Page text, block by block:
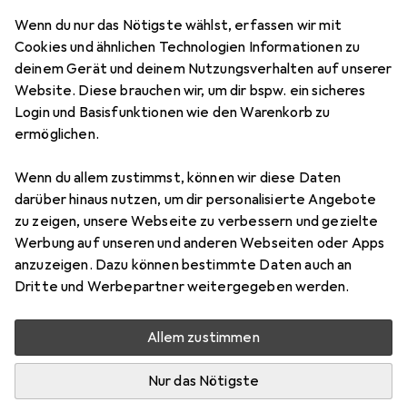
Wenn du nur das Nötigste wählst, erfassen wir mit
Cookies und ähnlichen Technologien Informationen zu
deinem Gerät und deinem Nutzungsverhalten auf unserer
Website. Diese brauchen wir, um dir bspw. ein sicheres
Login und Basisfunktionen wie den Warenkorb zu
ermöglichen.
Wenn du allem zustimmst, können wir diese Daten
darüber hinaus nutzen, um dir personalisierte Angebote
zu zeigen, unsere Webseite zu verbessern und gezielte
Werbung auf unseren und anderen Webseiten oder Apps
anzuzeigen. Dazu können bestimmte Daten auch an
Dritte und Werbepartner weitergegeben werden.
Allem zustimmen
Nur das Nötigste
8 Bilder
HAKU MöbelGarderobenleiste
EUR
44,50
2
Bewertungen Marke
Mehr von HAKU Möbel
Mehr als 10 Stück an Lager beim Lieferanten
Lieferort angeben für genaue Lieferzeit